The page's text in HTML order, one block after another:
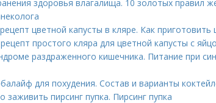
здоровья влагалища. 10 золотых правил
цветной капусты в кляре. Как приготовить
простого кляра для цветной капусты с
раздраженного кишечника. Питание при
для похудения. Состав и варианты
заживить пирсинг пупка. Пирсинг пупка